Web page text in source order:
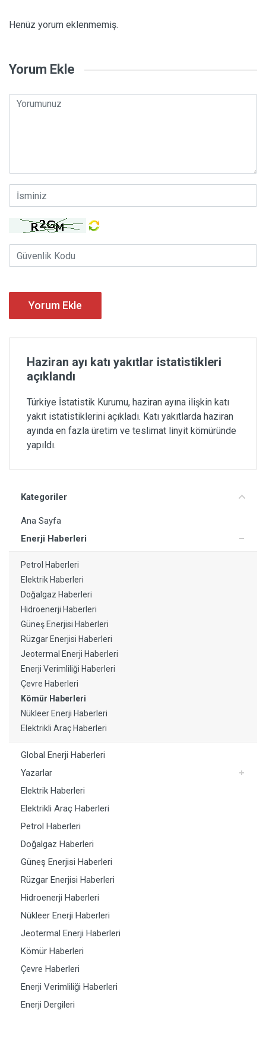
Henüz yorum eklenmemiş.
Yorum Ekle
Yorum Ekle
Haziran ayı katı yakıtlar istatistikleri
açıklandı
Türkiye İstatistik Kurumu, haziran ayına ilişkin katı
yakıt istatistiklerini açıkladı. Katı yakıtlarda haziran
ayında en fazla üretim ve teslimat linyit kömüründe
yapıldı.
Kategoriler
Ana Sayfa
Enerji Haberleri
Petrol Haberleri
Elektrik Haberleri
Doğalgaz Haberleri
Hidroenerji Haberleri
Güneş Enerjisi Haberleri
Rüzgar Enerjisi Haberleri
Jeotermal Enerji Haberleri
Enerji Verimliliği Haberleri
Çevre Haberleri
Kömür Haberleri
Nükleer Enerji Haberleri
Elektrikli Araç Haberleri
Global Enerji Haberleri
Yazarlar
Elektrik Haberleri
Elektrikli Araç Haberleri
Petrol Haberleri
Doğalgaz Haberleri
Güneş Enerjisi Haberleri
Rüzgar Enerjisi Haberleri
Hidroenerji Haberleri
Nükleer Enerji Haberleri
Jeotermal Enerji Haberleri
Kömür Haberleri
Çevre Haberleri
Enerji Verimliliği Haberleri
Enerji Dergileri